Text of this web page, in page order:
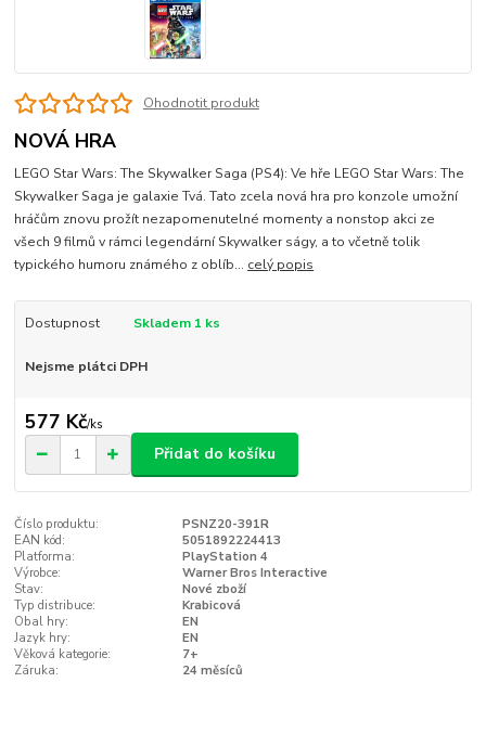
Ohodnotit produkt
NOVÁ HRA
LEGO Star Wars: The Skywalker Saga (PS4): Ve hře LEGO Star Wars: The
Skywalker Saga je galaxie Tvá. Tato zcela nová hra pro konzole umožní
hráčům znovu prožít nezapomenutelné momenty a nonstop akci ze
všech 9 filmů v rámci legendární Skywalker ságy, a to včetně tolik
typického humoru známého z oblíb... celý popis
Dostupnost Skladem 1 ks
Nejsme plátci DPH
577 Kč/ks
Přidat do košíku
Číslo produktu:
PSNZ20-391R
EAN kód:
5051892224413
Platforma:
PlayStation 4
Výrobce:
Warner Bros Interactive
Stav:
Nové zboží
Typ distribuce:
Krabicová
Obal hry:
EN
Jazyk hry:
EN
Věková kategorie:
7+
Záruka:
24 měsíců